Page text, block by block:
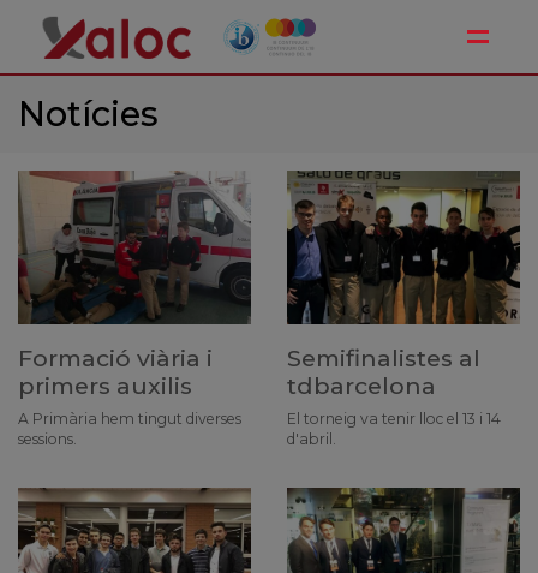
Notícies
Formació viària i
primers auxilis
A Primària hem tingut diverses
sessions.
Semifinalistes al
tdbarcelona
El torneig va tenir lloc el 13 i 14
d'abril.